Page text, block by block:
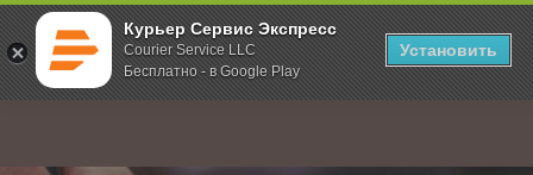
Курьер Сервис Экспресс
Courier Service LLC
Бесплатно - в Google Play
Установить
; Главная О компании Новости New Retail: Что изменилось на